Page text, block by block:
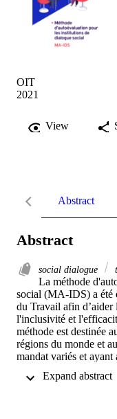
OIT
2021
View
Abstract
Abstract
social dialogue
La méthode
social (MA-IDS) a été
du Travail afin d’aider
l'inclusivité et
méthode est destinée
régions du monde et
mandat variés et ayant
prise de décision